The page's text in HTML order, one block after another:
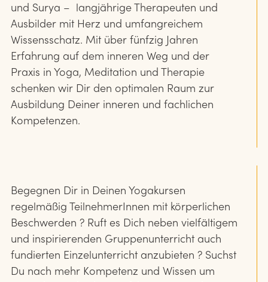
und Surya – langjährige Therapeuten und
Ausbilder mit Herz und umfangreichem
Wissensschatz. Mit über fünfzig Jahren
Erfahrung auf dem inneren Weg und der
Praxis in Yoga, Meditation und Therapie
schenken wir Dir den optimalen Raum zur
Ausbildung Deiner inneren und fachlichen
Kompetenzen.
Begegnen Dir in Deinen Yogakursen
regelmäßig TeilnehmerInnen mit körperlichen
Beschwerden ? Ruft es Dich neben vielfältigem
und inspirierenden Gruppenunterricht auch
fundierten Einzelunterricht anzubieten ? Suchst
Du nach mehr Kompetenz und Wissen um